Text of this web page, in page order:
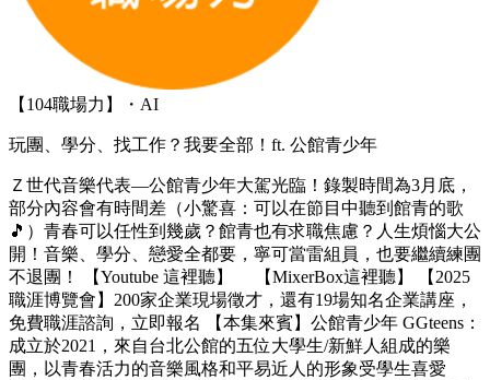
【104職場力】・AI
玩團、學分、找工作？我要全部！ft. 公館青少年
Ｚ世代音樂代表—公館青少年大駕光臨！錄製時間為3月底，
部分內容會有時間差（小驚喜：可以在節目中聽到館青的歌
🎵）青春可以任性到幾歲？館青也有求職焦慮？人生煩惱大公
開！音樂、學分、戀愛全都要，寧可當雷組員，也要繼續練團
不退團！ 【Youtube 這裡聽】 【MixerBox這裡聽】 【2025
職涯博覽會】200家企業現場徵才，還有19場知名企業講座，
免費職涯諮詢，立即報名 【本集來賓】公館青少年 GGteens：
成立於2021，來自台北公館的五位大學生/新鮮人組成的樂
團，以青春活力的音樂風格和平易近人的形象受學生喜愛